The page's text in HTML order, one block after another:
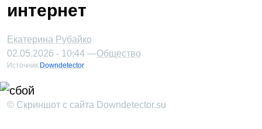
интернет
Екатерина Рубайко
02.05.2026 - 10:44 —Общество
Источник: Downdetector
© Скриншот с сайта Downdetector.su